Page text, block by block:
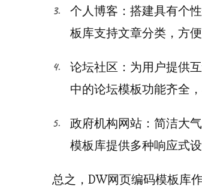
个人博客：搭建具有个
板库支持文章分类，方便
论坛社区：为用户提供
中的论坛模板功能齐全，
政府机构网站：简洁大
模板库提供多种响应式
总之，DW网页编码模板库